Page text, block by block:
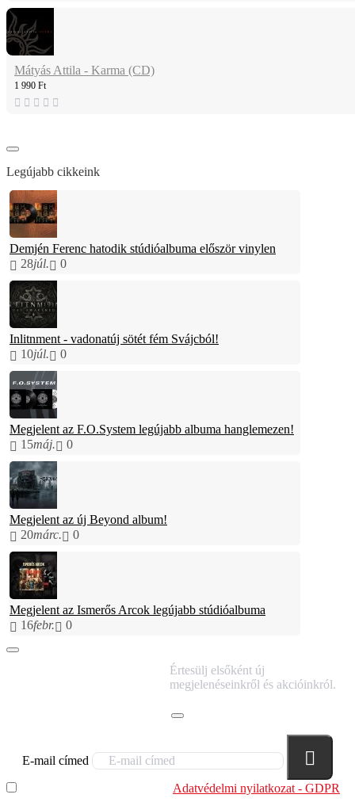
Mátyás Attila - Karma (CD)
1 990 Ft
Legújabb cikkeink
Demjén Ferenc hatodik stúdióalbuma először vinylen
28júl. 0
Inlitnment - vadonatúj sötét fém Svájcból!
10júl. 0
Megjelent az F.O.System legújabb albuma hanglemezen!
15máj. 0
Megjelent az új Beyond album!
20márc. 0
Megjelent az Ismerős Arcok legújabb stúdióalbuma
16febr. 0
Értesülj elsőként új
megjelenéseinkről és akcióinkról.
E-mail címed
Adatvédelmi nyilatkozat - GDPR